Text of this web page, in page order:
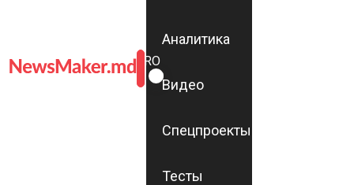
ROMÂNĂ
RU
Аналитика
Видео
Спецпроекты
Тесты